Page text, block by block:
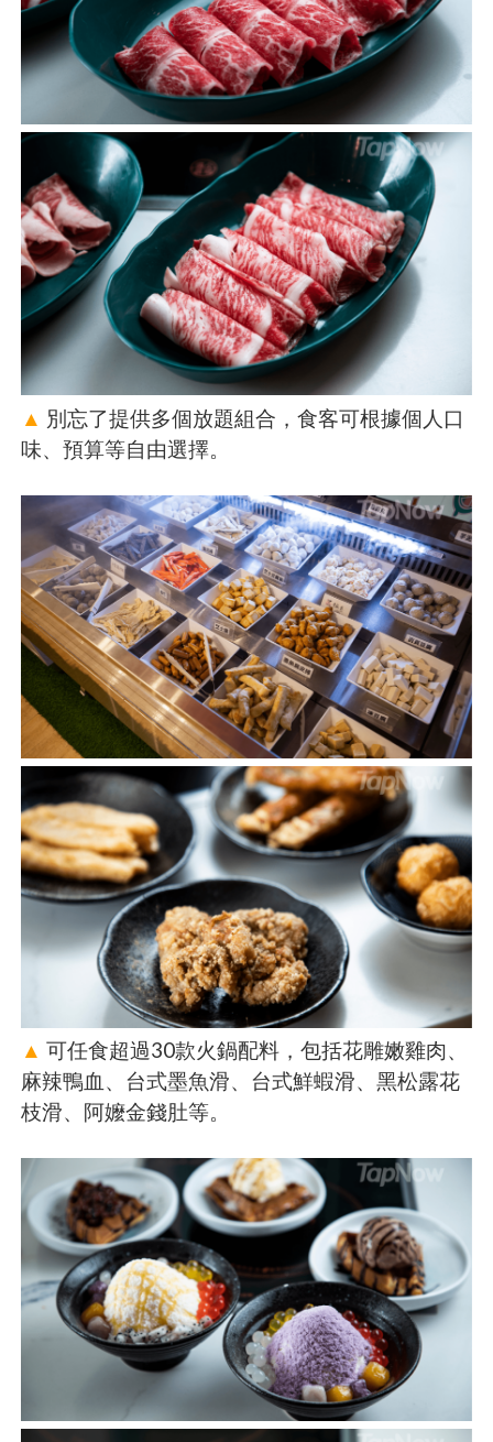
▲ 別忘了提供多個放題組合，食客可根據個人口
味、預算等自由選擇。
▲ 可任食超過30款火鍋配料，包括花雕嫩雞肉、
麻辣鴨血、台式墨魚滑、台式鮮蝦滑、黑松露花
枝滑、阿嬤金錢肚等。